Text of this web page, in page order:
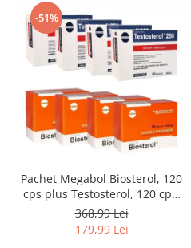
-51%
Pachet Megabol Biosterol, 120
cps plus Testosterol, 120 cps,
stimulare testosteron si
hormon de crestere, inhibare
estrogen
368,99 Lei
179,99 Lei